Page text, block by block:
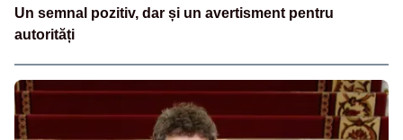
Un semnal pozitiv, dar și un avertisment pentru
autorități